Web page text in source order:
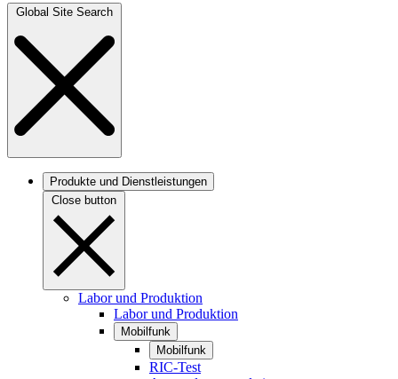
Global Site Search
Produkte und Dienstleistungen
Close button
Labor und Produktion
Labor und Produktion
Mobilfunk
Mobilfunk
RIC-Test